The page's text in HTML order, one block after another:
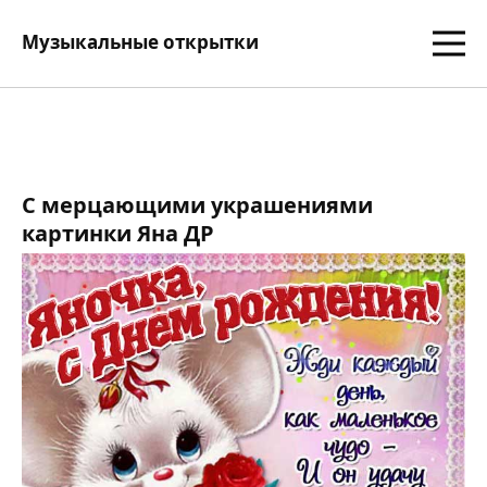
Музыкальные открытки
С мерцающими украшениями
картинки Яна ДР